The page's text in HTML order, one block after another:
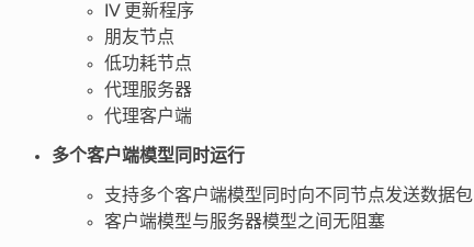
IV 更新程序
朋友节点
低功耗节点
代理服务器
代理客户端
多个客户端模型同时运行
支持多个客户端模型同时向不同节点发送数据包
客户端模型与服务器模型之间无阻塞